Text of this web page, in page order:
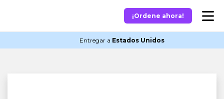
¡Ordene ahora!
Entregar a Estados Unidos